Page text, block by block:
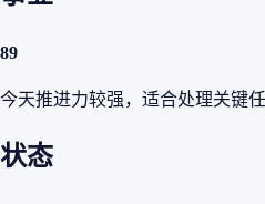
89
今天推进力较强，适合处理关键
状态